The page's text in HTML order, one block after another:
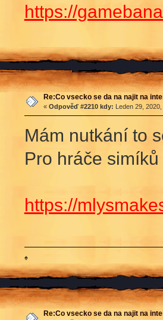
https://
Re:Co vsecko se da na najit na
« Odpověď #2210 kdy: Leden 29,
Mám nutkání to
Pro hráče
https://
♠
Re:Co vsecko se da na najit na